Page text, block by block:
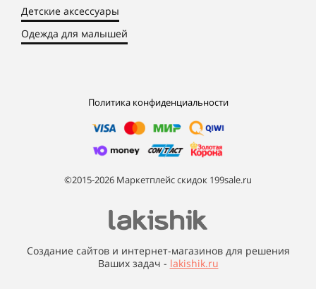
Детские аксессуары
Одежда для малышей
Политика конфиденциальности
©2015-2026 Маркетплейс скидок 199sale.ru
Создание сайтов и интернет-магазинов для решения
Ваших задач - lakishik.ru